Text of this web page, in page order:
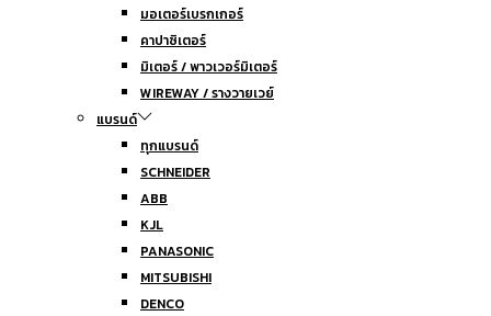
มอเตอร์เบรกเกอร์
คาปาซิเตอร์
มิเตอร์ / พาวเวอร์มิเตอร์
WIREWAY / รางวายเวย์
แบรนด์
ทุกแบรนด์
SCHNEIDER
ABB
KJL
PANASONIC
MITSUBISHI
DENCO